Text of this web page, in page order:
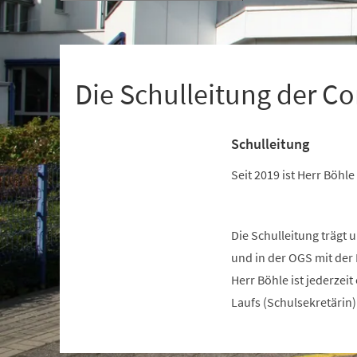
+
Die Schulleitung der
Schulleitung
Seit 2019 ist Herr
Die Schulleitung trägt
und in der OGS mit
Herr Böhle ist
Laufs